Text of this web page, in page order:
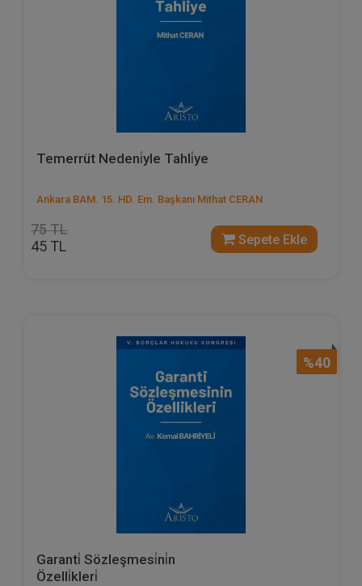
Temerrüt Nedeni̇yle Tahli̇ye
Ankara BAM. 15. HD. Em. Başkanı Mithat CERAN
75 TL
45 TL Sepete Ekle
%40
Garanti̇ Sözleşmesi̇ni̇n
Özelli̇kleri̇